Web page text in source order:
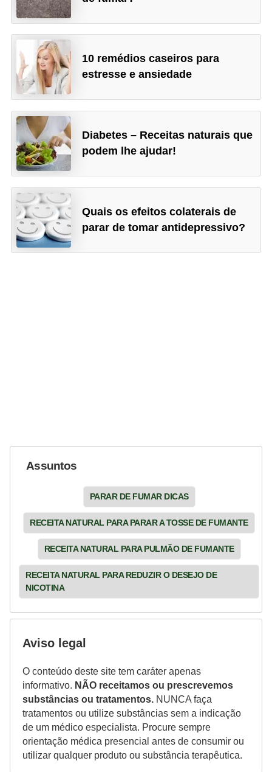
10 remédios caseiros para
estresse e ansiedade
Diabetes – Receitas naturais que
podem lhe ajudar!
Quais os efeitos colaterais de
parar de tomar antidepressivo?
Assuntos
PARAR DE FUMAR DICAS
RECEITA NATURAL PARA PARAR A TOSSE DE FUMANTE
RECEITA NATURAL PARA PULMÃO DE FUMANTE
RECEITA NATURAL PARA REDUZIR O DESEJO DE
NICOTINA
Aviso legal
O conteúdo deste site tem caráter apenas
informativo. NÃO receitamos ou prescrevemos
substâncias ou tratamentos. NUNCA faça
tratamentos ou utilize substâncias sem a indicação
de um médico especialista. Procure sempre
orientação médica presencial antes de consumir ou
utilizar qualquer produto ou substância terapêutica.